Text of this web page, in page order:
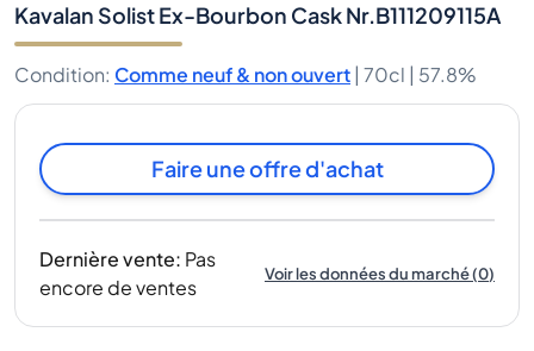
Kavalan Solist Ex-Bourbon Cask Nr.B111209115A
Condition: Comme neuf & non ouvert | 70cl | 57.8%
Faire une offre d'achat
Dernière vente: Pas
encore de ventes
Voir les données du marché(0)